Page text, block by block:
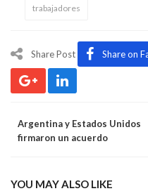
trabajadores
Share Post Share on
Argentina y Estados Unidos
firmaron un acuerdo
YOU MAY ALSO LIKE